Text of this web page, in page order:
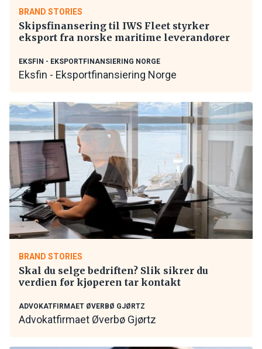
BRAND STORIES
Skipsfinansering til IWS Fleet styrker
eksport fra norske maritime leverandører
EKSFIN - EKSPORTFINANSIERING NORGE
Eksfin - Eksportfinansiering Norge
BRAND STORIES
Skal du selge bedriften? Slik sikrer du
verdien før kjøperen tar kontakt
ADVOKATFIRMAET ØVERBØ GJØRTZ
Advokatfirmaet Øverbø Gjørtz